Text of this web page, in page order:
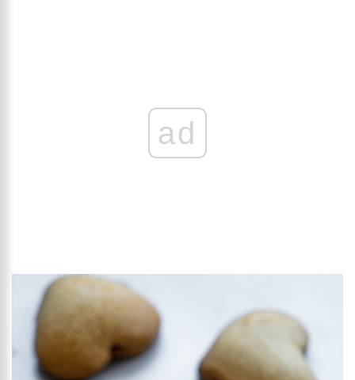
ad